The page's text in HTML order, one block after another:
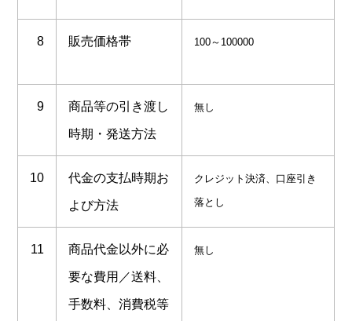
8 販売価格帯 100～ 100000
9 商品等の引き渡し
時期・発送方法
無し
10 代金の支払時期お
よび方法
クレジット決済、口座引き
落とし
11 商品代金以外に必
要な費用 ／送料、
手数料、消費税等
無し